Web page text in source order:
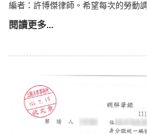
編者：許博傑律師。希望每次的勞動
閱讀更多...